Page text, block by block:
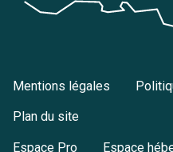
Mentions légales
Plan du site
Espace Pro Espace